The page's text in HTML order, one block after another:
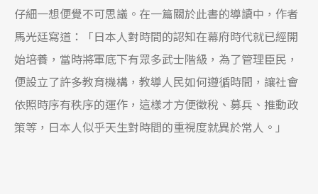
仔細一想便覺不可思議。在一篇關於此書的導讀中，作者
馬光廷寫道：「日本人對時間的認知在幕府時代就已經開
始培養，當時將軍底下有眾多武士階級，為了管理臣民，
便設立了許多教育機構，教導人民如何遵循時間，讓社會
依照時序有秩序的運作，這樣才方便徵稅、募兵、推動政
策等，日本人似乎天生對時間的重視度就異於常人。」